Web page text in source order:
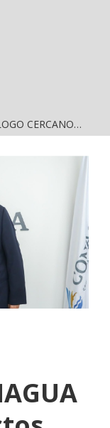
SOSTIENE ISRAEL SANTILLÁN DIÁLOGO CERCANO CON HABITANTES DE LA CALLE 2 DE OCTUBRE